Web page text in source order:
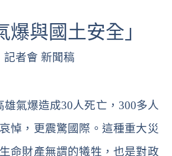
爆與國土安全」
記者會 新聞稿
雄氣爆造成30人死亡， 300多人
悼，更震驚國際。這種重大災
命財產無謂的犧牲，也是對政